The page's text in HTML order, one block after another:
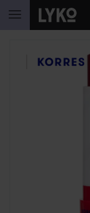
HOPPA TILL
HOPPA